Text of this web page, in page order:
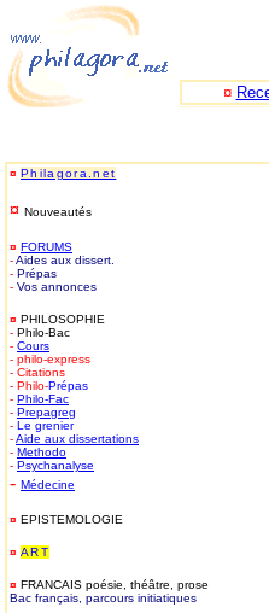
¤
¤ Philagora.net
¤ Nouveautés
¤ FORUMS
-Aides aux dissert.
- Prépas
- Vos annonces
¤ PHILOSOPHIE
- Philo-Bac
- Cours
- philo-express
- Citations
- Philo-Prépas
- Philo-Fac
- Prepagreg
- Le grenier
-Aide aux dissertations
- Methodo
- Psychanalyse
- Médecine
¤ EPISTEMOLOGIE
¤ ART
¤ FRANCAIS poésie, théâtre, prose
Bac français, parcours initiatiques